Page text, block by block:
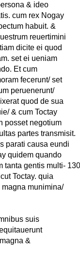
& ideo
cum rex Nogay
habuit. &
reuertimini
dicite ei quod
set ei ueniam
Et cum
fecerunt/ set
peruenerunt/
quod de sua
& cum Toctay
posset negotium
partes transmisit.
parati causa eundi
quidem quando
tanta gentis multi-
Toctay. quia
munimina/
suis
&